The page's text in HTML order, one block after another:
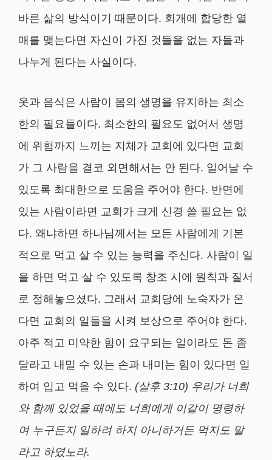
바른 삶의 방식이기 때문이다. 회개에 합당한 열
매를 맺는다면 자신이 가진 것들을 없는 자들과
나누게 된다는 사실이다.
옷과 음식은 사람이 몸의 생명을 유지하는 최소
한의 필요들이다. 최소한의 필요도 없어서 생명
에 위험까지 느끼는 지체가 교회에 있다면 교회
가 그 사람을 결코 외면해서는 안 된다. 일어날 수
있도록 최대한으로 도움을 주어야 한다. 반면에
있는 사람이라면 교회가 크게 신경 쓸 필요는 없
다. 왜냐하면 하나님께서는 모든 사람에게 기본
적으로 먹고 살 수 있는 능력을 주신다. 사람이 일
을 하면 먹고 살 수 있도록 창조 시에 원칙과 질서
로 정해놓으셨다. 그래서 교회당에 노숙자가 온
다면 교회의 일들을 시켜 보상으로 주어야 한다.
아주 적고 미약한 힘이 요구되는 일이라도 돈 좀
달라고 내밀 수 있는 손과 내미는 힘이 있다면 일
하여 입고 먹을 수 있다. (살후 3:10) 우리가 너희
와 함께 있었을 때에도 너희에게 이같이 명령하
여 누구든지 일하려 하지 아니하거든 먹지도 말
라고 하였노라.